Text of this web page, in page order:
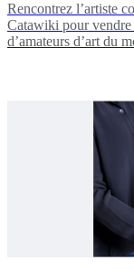
Rencontrez l’artiste
Catawiki pour
d’amateurs d’art du